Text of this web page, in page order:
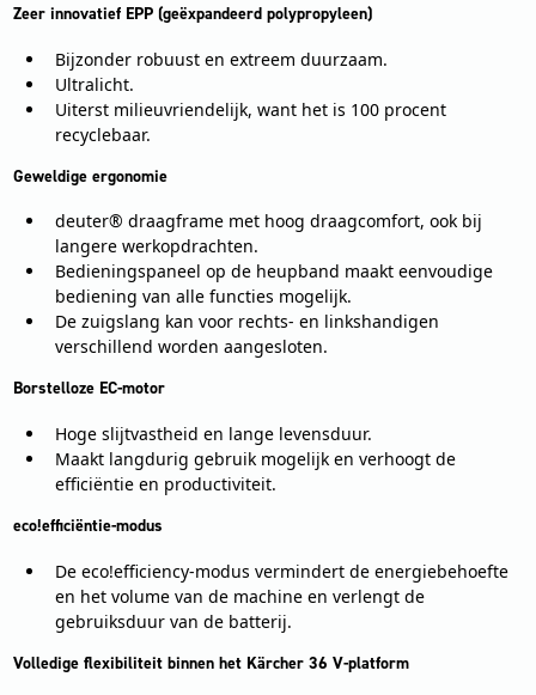
Zeer innovatief EPP (geëxpandeerd polypropyleen)
Bijzonder robuust en extreem duurzaam.
Ultralicht.
Uiterst milieuvriendelijk, want het is 100 procent
recyclebaar.
Geweldige ergonomie
deuter® draagframe met hoog draagcomfort, ook bij
langere werkopdrachten.
Bedieningspaneel op de heupband maakt eenvoudige
bediening van alle functies mogelijk.
De zuigslang kan voor rechts- en linkshandigen
verschillend worden aangesloten.
Borstelloze EC-motor
Hoge slijtvastheid en lange levensduur.
Maakt langdurig gebruik mogelijk en verhoogt de
efficiëntie en productiviteit.
eco!efficiëntie-modus
De eco!efficiency-modus vermindert de energiebehoefte
en het volume van de machine en verlengt de
gebruiksduur van de batterij.
Volledige flexibiliteit binnen het Kärcher 36 V-platform